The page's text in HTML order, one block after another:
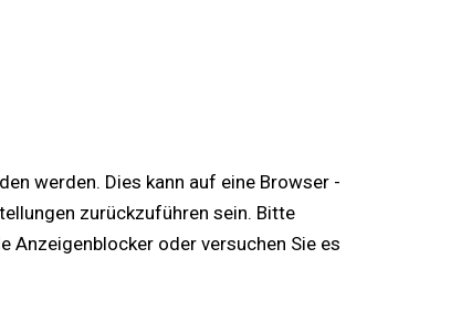
werden. Dies kann auf eine Browser -
zurückzuführen sein. Bitte
Anzeigenblocker oder versuchen Sie es